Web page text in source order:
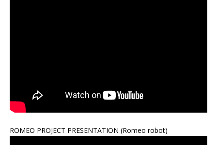
ROMEO PROJECT PRESENTATION (Romeo robot)